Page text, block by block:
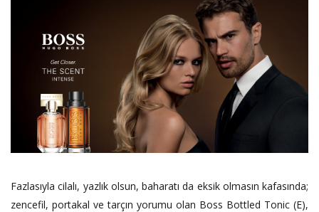
Fazlasıyla cilalı, yazlık olsun, baharatı da eksik olmasın kafasında;
zencefil, portakal ve tarçın yorumu olan Boss Bottled Tonic (E),